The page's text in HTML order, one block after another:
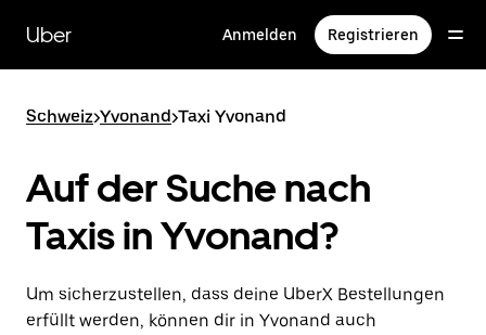
zum
Hauptinhalt
Uber Anmelden Registrieren
Schweiz>Yvonand>Taxi Yvonand
Auf der Suche nach
Taxis in Yvonand?
Um sicherzustellen, dass deine UberX Bestellungen
erfüllt werden, können dir in Yvonand auch